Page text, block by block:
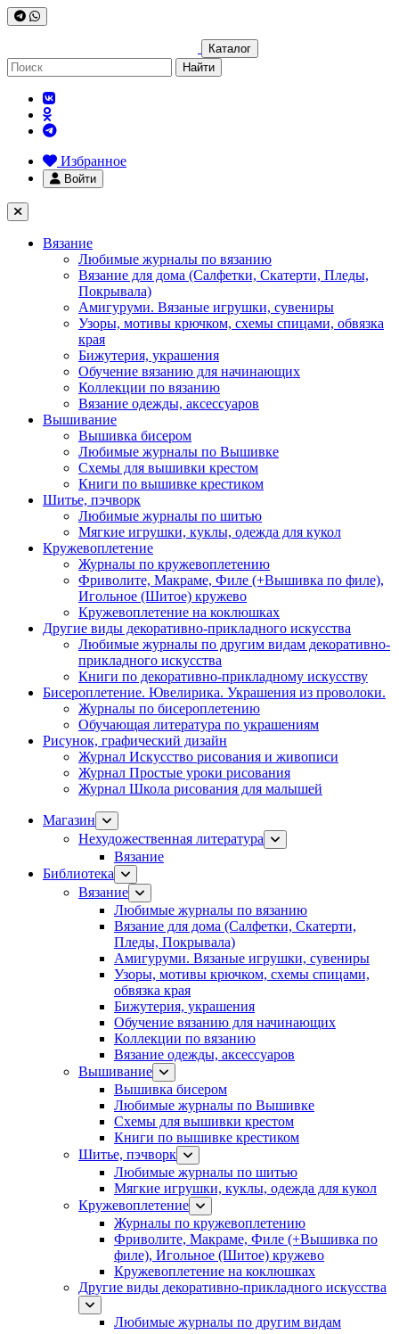
Каталог
Найти
Избранное
Войти
Вязание
Любимые журналы по вязанию
Вязание для дома (Салфетки, Скатерти, Пледы,
Покрывала)
Амигуруми. Вязаные игрушки, сувениры
Узоры, мотивы крючком, схемы спицами, обвязка
края
Бижутерия, украшения
Обучение вязанию для начинающих
Коллекции по вязанию
Вязание одежды, аксессуаров
Вышивание
Вышивка бисером
Любимые журналы по Вышивке
Схемы для вышивки крестом
Книги по вышивке крестиком
Шитье, пэчворк
Любимые журналы по шитью
Мягкие игрушки, куклы, одежда для кукол
Кружевоплетение
Журналы по кружевоплетению
Фриволите, Макраме, Филе (+Вышивка по филе),
Игольное (Шитое) кружево
Кружевоплетение на коклюшках
Другие виды декоративно-прикладного искусства
Любимые журналы по другим видам декоративно-
прикладного искусства
Книги по декоративно-прикладному искусству
Бисероплетение. Ювелирика. Украшения из проволоки.
Журналы по бисероплетению
Обучающая литература по украшениям
Рисунок, графический дизайн
Журнал Искусство рисования и живописи
Журнал Простые уроки рисования
Журнал Школа рисования для малышей
Магазин
Нехудожественная литература
Вязание
Библиотека
Вязание
Любимые журналы по вязанию
Вязание для дома (Салфетки, Скатерти,
Пледы, Покрывала)
Амигуруми. Вязаные игрушки, сувениры
Узоры, мотивы крючком, схемы спицами,
обвязка края
Бижутерия, украшения
Обучение вязанию для начинающих
Коллекции по вязанию
Вязание одежды, аксессуаров
Вышивание
Вышивка бисером
Любимые журналы по Вышивке
Схемы для вышивки крестом
Книги по вышивке крестиком
Шитье, пэчворк
Любимые журналы по шитью
Мягкие игрушки, куклы, одежда для кукол
Кружевоплетение
Журналы по кружевоплетению
Фриволите, Макраме, Филе (+Вышивка по
филе), Игольное (Шитое) кружево
Кружевоплетение на коклюшках
Другие виды декоративно-прикладного искусства
Любимые журналы по другим видам